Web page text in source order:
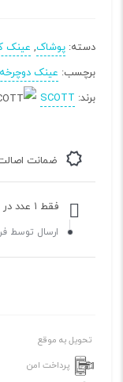
دسته: پوشاک, عینک
برچسب: عینک
برند: SCOTT
ضمانت
فقط ۱ عدد در انبار موجود است
ارسال توسط
تحویل به موقع
پرداخت امن